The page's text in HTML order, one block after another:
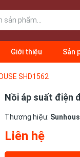
Giới thiệu Sản
SHD1562
Nồi áp suất điện
Thương hiệu:
Liên hệ